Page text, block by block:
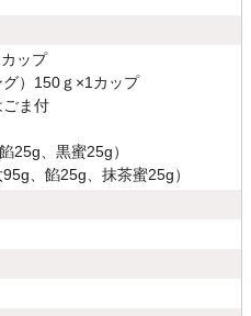
ップ
グ）150ｇ×1カップ
ま付
25g、黒蜜25g）
、餡25g、抹茶蜜25g）